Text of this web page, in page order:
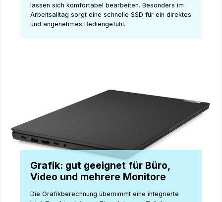
lassen sich komfortabel bearbeiten. Besonders im
Arbeitsalltag sorgt eine schnelle SSD für ein direktes
und angenehmes Bediengefühl.
Grafik: gut geeignet für Büro,
Video und mehrere Monitore
Die Grafikberechnung übernimmt eine integrierte